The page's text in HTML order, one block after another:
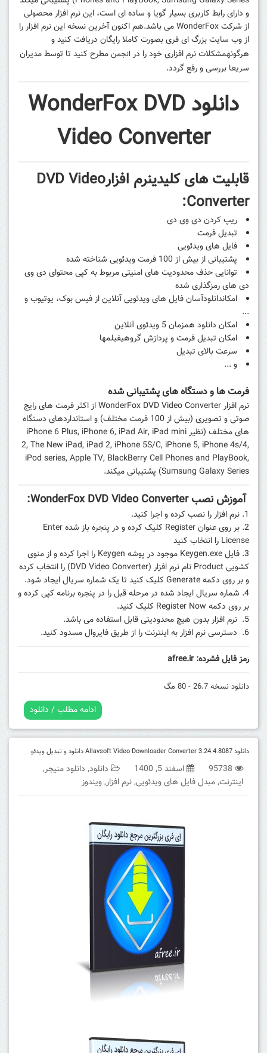
و دارای رابط کاربری بسیار گویا و ساده ای است، این نرم افزار محصولی
از شرکت WonderFox می باشد.
هم اکنون آخرین نسخه این نرم افزار را
از وب سایت بزرگ ای فریبصورت کاملا رایگان دریافت کنید و
هرگونهمشکلات نرم افزاریخود را در انجمن مطرح کنید تا توسط مدیران
سریعا بررسی و رفع گردد.
دانلود WonderFox DVD
Video Converter
قابلیت های کلیدینرم افزارDVD Video
Converter:
ریپ کردن دی وی دی
تبدیل فرمت
فایل های ویدئویی
پشتیبانی از بیش از 100 فرمت ویدئویی شناخته شده
توانایی حذف محدودیت های امنیتی مربوط به کپی محتوای دی وی
دی های رمزگذاری شده
امکاندانلودآسان فایل های ویدئویی آنلاین از فیس بوک، یوتیوب و
...
امکان دانلود همزمان 5 ویدئوی آنلاین
امکان تبدیل فرمت و پردازش گروهیفیلمها
سرعت بالای تبدیل
و ...
فرمت ها و دستگاه های پشتیبانی شده
نرم افزار WonderFox DVD Video Converter از اکثر فرمت های رایج
صوتی و تصویری (بیش از 100 فرمت مختلف) و استانداردهای دستگاه‌
های مختلف (نظیر iPhone 6 Plus, iPhone 6, iPad Air, iPad mini
2, The New iPad, iPad 2, iPhone 5S/C, iPhone 5, iPhone 4s/4,
iPod series, Apple TV, BlackBerry Cell Phones and PlayBook,
Sumsung Galaxy Series) پشتیبانی میکند.
آموزش نصب WonderFox DVD Video Converter:
نرم افزار را نصب کرده و اجرا کنید.
بر روی عنوان Register کلیک کرده و در پنجره باز شده Enter
License را انتخاب کنید
فایل Keygen.exe موجود در پوشه Keygen را اجرا کرده و از منوی
کشویی Product نام نرم افزار (DVD Video Converter) را انتخاب کرده
و بر روی دکمه Generate کلیک کنید تا یک شماره سریال ایجاد شود.
شماره سریال ایجاد شده در مرحله قبل را در پنجره برنامه کپی کرده و
بر روی دکمه Register Now کلیک کنید.
نرم افزار بدون هیچ محدودیتی قابل استفاده می باشد.
دسترسی نرم افزار به اینترنت را از طریق فایروال مسدود کنید.
رمز فایل فشرده: afree.ir
دانلود نسخه 26.7 - 80 مگ
ادامه مطلب / دانلود
دانلود Allavsoft Video Downloader Converter 3.24.4.8087 دانلود و تبدیل ویدئو
95738 اسفند 5, 1400 دانلود, دانلود منیجر,
اینترنت,مبدل فایل های ویدئویی,نرم افزار,ویندوز